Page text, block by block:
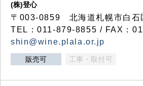
(株)登心
〒003-0859 北海道札幌市白石
TEL：011-879-8855 / FAX：
shin@wine.plala.or.jp
販売可 工事・取付可